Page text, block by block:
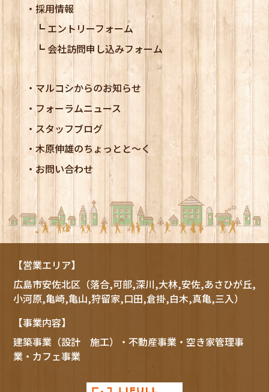
採用情報
エントリーフォーム
会社訪問申し込みフォーム
マルコシからのお知らせ
フォーラムニュース
スタッフブログ
木原伸雄のちょっとと～く
お問い合わせ
【営業エリア】
広島市安佐北区（落合,可部,深川,大林,安佐,あさひが丘,
小河原,亀崎,亀山,狩留家,口田,倉掛,白木,真亀,三入）
【事業内容】
建築事業（設計 施工）・不動産事業・空き家管理事
業・カフェ事業